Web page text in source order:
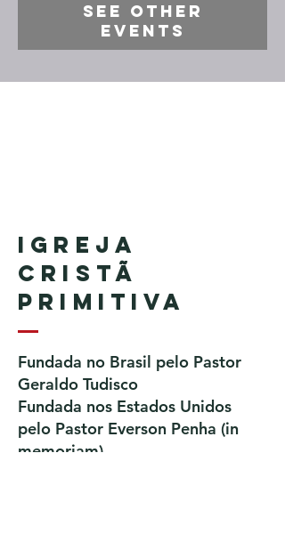
See other
events
Igreja
Cristã
Primitiva
Fundada no Brasil pelo Pastor
Geraldo Tudisco
Fundada nos Estados Unidos
pelo Pastor Everson Penha​ (in
memoriam)